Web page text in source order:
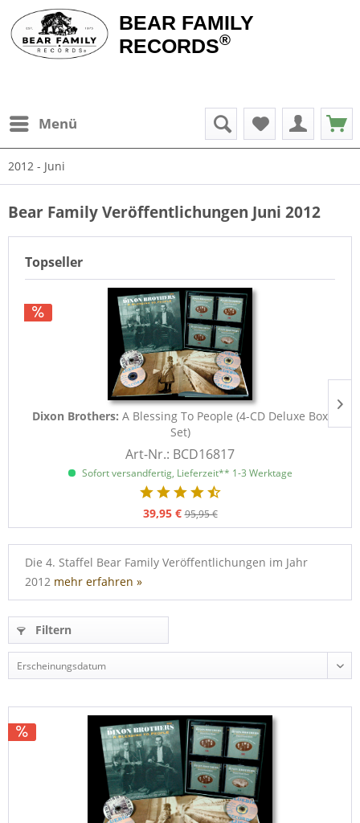
BEAR FAMILY
RECORDS®
Menü
2012 - Juni
Bear Family Veröffentlichungen Juni 2012
Topseller
Dixon Brothers: A Blessing To People (4-CD Deluxe Box
Set)
Art-Nr.: BCD16817
Sofort versandfertig, Lieferzeit** 1-3 Werktage
39,95 € 95,95 €
Die 4. Staffel Bear Family Veröffentlichungen im Jahr
2012 mehr erfahren »
Filtern